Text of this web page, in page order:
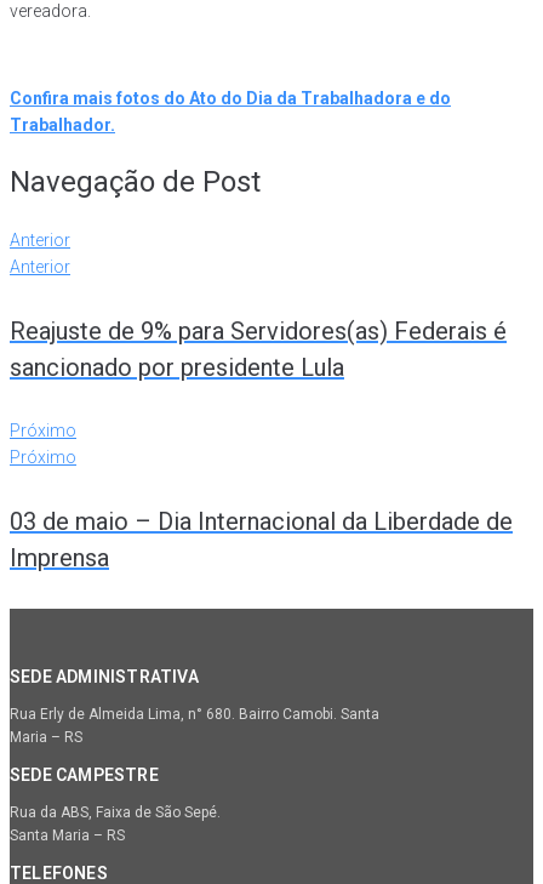
vereadora.
Confira mais fotos do Ato do Dia da Trabalhadora e do
Trabalhador.
Navegação de Post
Anterior
Anterior
Reajuste de 9% para Servidores(as) Federais é
sancionado por presidente Lula
Próximo
Próximo
03 de maio – Dia Internacional da Liberdade de
Imprensa
SEDE ADMINISTRATIVA
Rua Erly de Almeida Lima, n° 680. Bairro Camobi. Santa
Maria – RS
SEDE CAMPESTRE
Rua da ABS, Faixa de São Sepé.
Santa Maria – RS
TELEFONES